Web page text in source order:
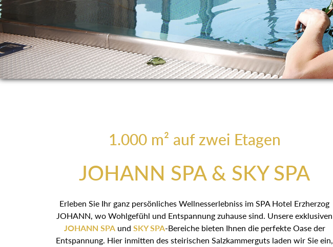
1.000 m² auf zwei Etagen
JOHANN SPA & SKY SPA
Erleben Sie Ihr ganz persönliches Wellnesserlebniss im SPA Hotel Erzherzog
JOHANN, wo Wohlgefühl und Entspannung zuhause sind. Unsere exklusiven
JOHANN SPA undSKY SPA-Bereiche bieten Ihnen die perfekte Oase der
Entspannung. Hier inmitten des steirischen Salzkammerguts laden wir Sie ein, auf